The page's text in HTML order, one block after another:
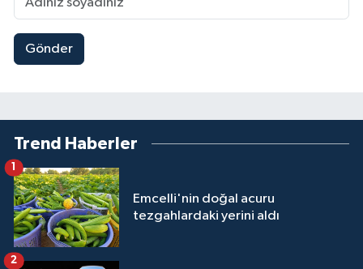
Gönder
Trend Haberler
Emcelli'nin doğal acuru
tezgahlardaki yerini aldı
2